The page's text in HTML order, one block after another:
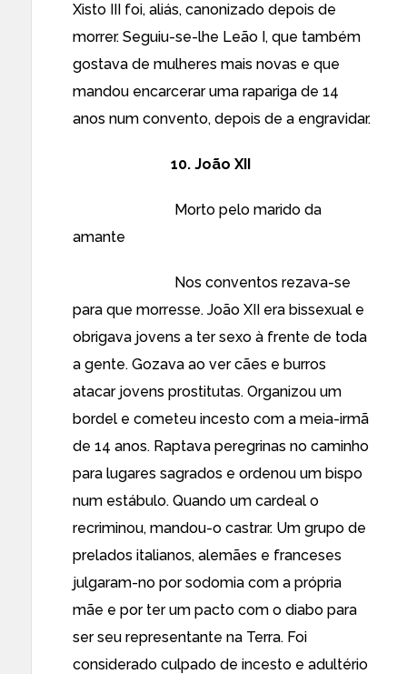
Xisto III foi, aliás, canonizado depois de
morrer. Seguiu-se-lhe Leão I, que também
gostava de mulheres mais novas e que
mandou encarcerar uma rapariga de 14
anos num convento, depois de a engravidar.
10. João XII
Morto pelo marido da
amante
Nos conventos rezava-se
para que morresse. João XII era bissexual e
obrigava jovens a ter sexo à frente de toda
a gente. Gozava ao ver cães e burros
atacar jovens prostitutas. Organizou um
bordel e cometeu incesto com a meia-irmã
de 14 anos. Raptava peregrinas no caminho
para lugares sagrados e ordenou um bispo
num estábulo. Quando um cardeal o
recriminou, mandou-o castrar. Um grupo de
prelados italianos, alemães e franceses
julgaram-no por sodomia com a própria
mãe e por ter um pacto com o diabo para
ser seu representante na Terra. Foi
considerado culpado de incesto e adultério